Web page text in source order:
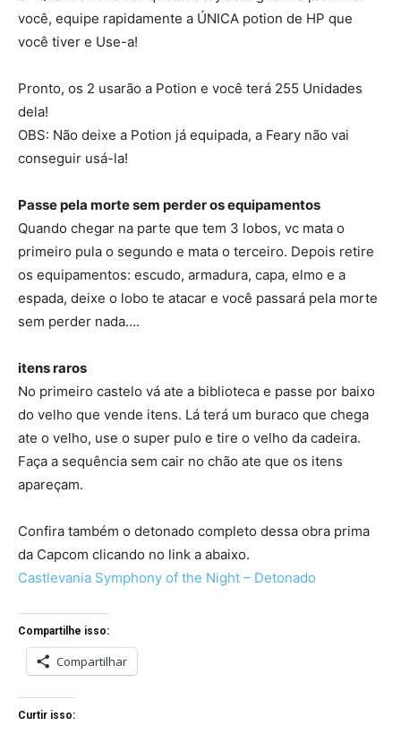
você, equipe rapidamente a ÚNICA potion de HP que
você tiver e Use-a!
Pronto, os 2 usarão a Potion e você terá 255 Unidades
dela!
OBS: Não deixe a Potion já equipada, a Feary não vai
conseguir usá-la!
Passe pela morte sem perder os equipamentos
Quando chegar na parte que tem 3 lobos, vc mata o
primeiro pula o segundo e mata o terceiro. Depois retire
os equipamentos: escudo, armadura, capa, elmo e a
espada, deixe o lobo te atacar e você passará pela morte
sem perder nada….
itens raros
No primeiro castelo vá ate a biblioteca e passe por baixo
do velho que vende itens. Lá terá um buraco que chega
ate o velho, use o super pulo e tire o velho da cadeira.
Faça a sequência sem cair no chão ate que os itens
apareçam.
Confira também o detonado completo dessa obra prima
da Capcom clicando no link a abaixo.
Castlevania Symphony of the Night – Detonado
Compartilhe isso:
Compartilhar
Curtir isso: